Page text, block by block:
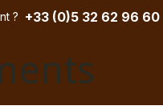
? ​ +33 (0)5 32 62 96 60